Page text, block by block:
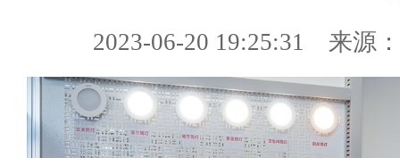
2023-06-20 19:25:31 来源